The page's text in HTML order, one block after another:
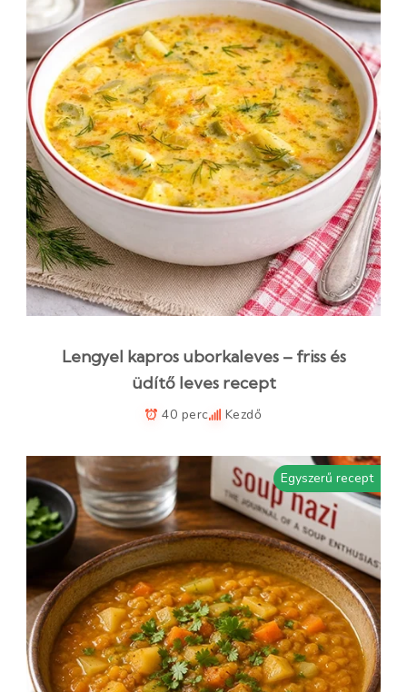
Lengyel kapros uborkaleves – friss és
üdítő leves recept
40 perc Kezdő
Egyszerű recept